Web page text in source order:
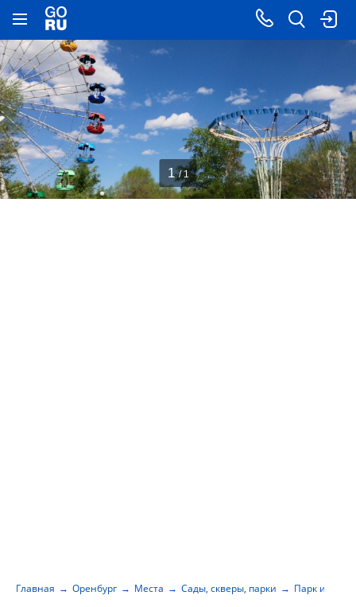
Главная Оренбург Места Сады, скверы, парки Парк имени
1 / 1